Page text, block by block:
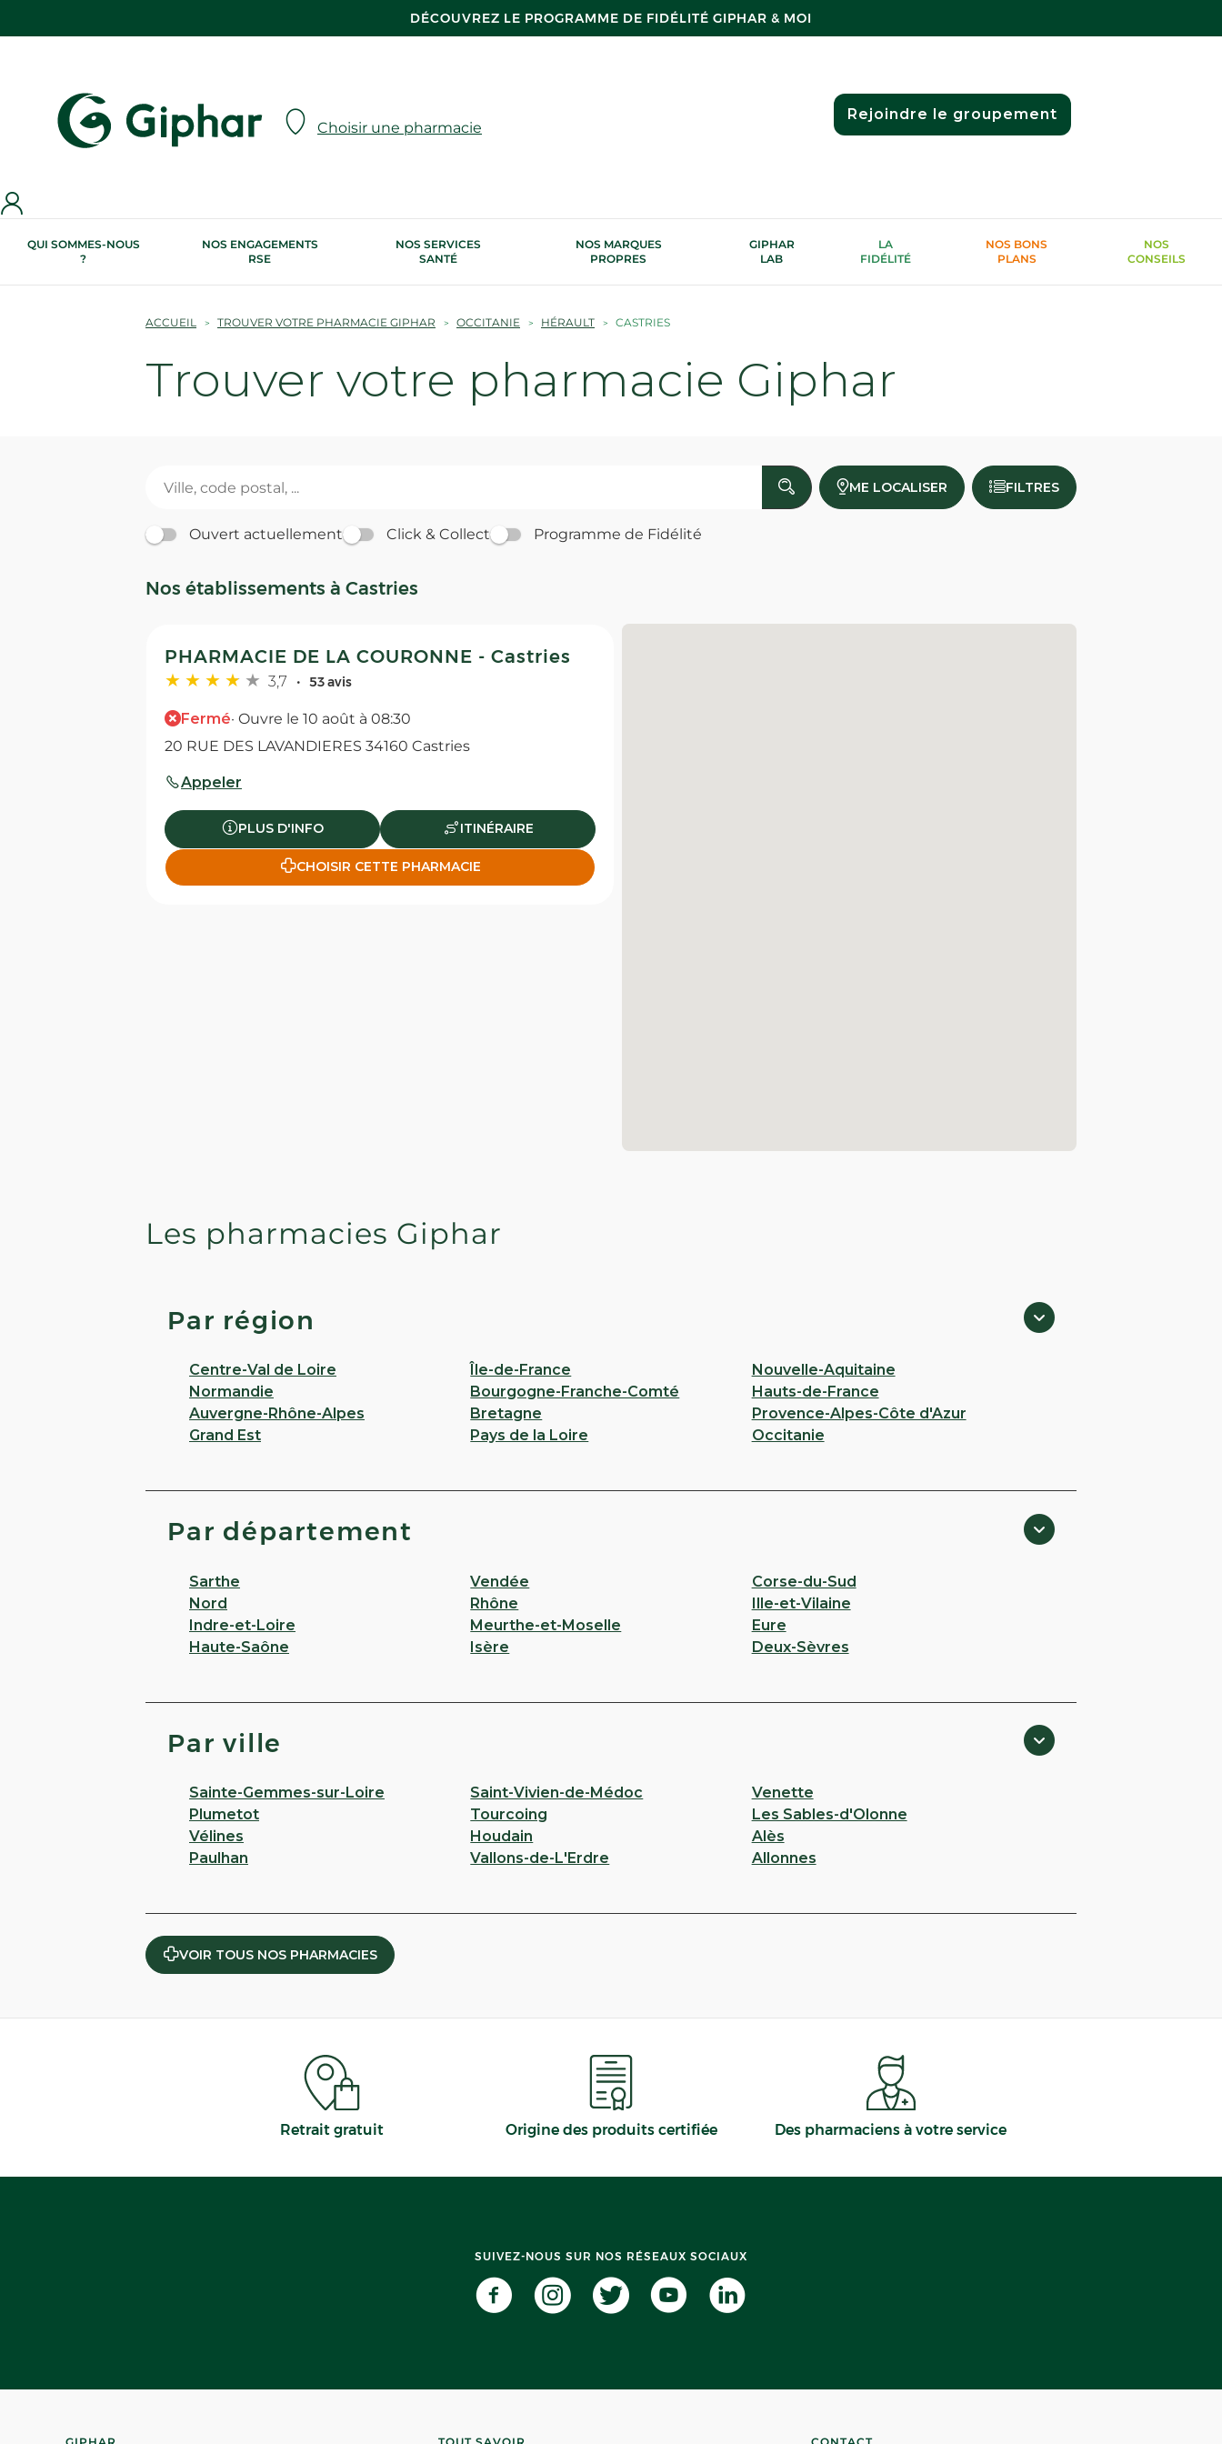
DÉCOUVREZ LE PROGRAMME DE FIDÉLITÉ GIPHAR & MOI
Choisir une pharmacie
Rejoindre le groupement
QUI SOMMES-NOUS
?
NOS ENGAGEMENTS
RSE
NOS SERVICES
SANTÉ
NOS MARQUES
PROPRES
GIPHAR
LAB
LA
FIDÉLITÉ
NOS BONS
PLANS
NOS
CONSEILS
ACCUEIL TROUVER VOTRE PHARMACIE GIPHAR OCCITANIE HÉRAULT CASTRIES
Trouver votre pharmacie Giphar
ME LOCALISER FILTRES
Ouvert actuellement Click & Collect Programme de Fidélité
Nos établissements à Castries
PHARMACIE DE LA COURONNE - Castries
3,7 53 avis
Fermé· Ouvre le 10 août à 08:30
20 RUE DES LAVANDIERES 34160 Castries
Appeler
PLUS D'INFO ITINÉRAIRE
CHOISIR CETTE PHARMACIE
Les pharmacies Giphar
Par région
Centre-Val de Loire Île-de-France
Nouvelle-Aquitaine
Normandie
Bourgogne-Franche-Comté
Hauts-de-France
Auvergne-Rhône-Alpes
Bretagne
Provence-Alpes-Côte d'Azur
Grand Est
Pays de la Loire Occitanie
Par département
Sarthe Vendée
Corse-du-Sud
Nord
Rhône
Ille-et-Vilaine
Indre-et-Loire
Meurthe-et-Moselle
Eure
Haute-Saône
Isère Deux-Sèvres
Par ville
Sainte-Gemmes-sur-Loire Saint-Vivien-de-Médoc
Venette
Plumetot
Tourcoing
Les Sables-d'Olonne
Vélines
Houdain
Alès
Paulhan
Vallons-de-L'Erdre Allonnes
VOIR TOUS NOS PHARMACIES
Retrait gratuit Origine des produits certifiée Des pharmaciens à votre service
SUIVEZ-NOUS SUR NOS RÉSEAUX SOCIAUX